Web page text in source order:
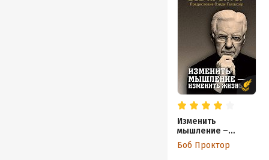
Изменить
мышление –
изменить жизнь
Боб Проктор